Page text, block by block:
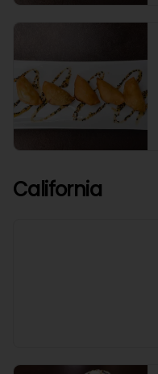
California